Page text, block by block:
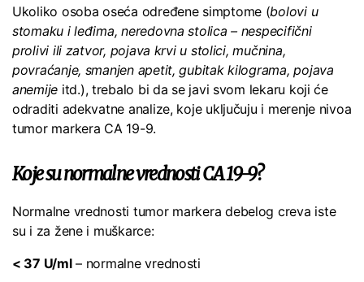
Ukoliko osoba oseća određene simptome (bolovi u
stomaku i leđima, neredovna stolica – nespecifični
prolivi ili zatvor, pojava krvi u stolici, mučnina,
povraćanje, smanjen apetit, gubitak kilograma, pojava
anemije itd.), trebalo bi da se javi svom lekaru koji će
odraditi adekvatne analize, koje uključuju i merenje nivoa
tumor markera CA 19-9.
Koje su normalne vrednosti CA 19-9?
Normalne vrednosti tumor markera debelog creva iste
su i za žene i muškarce:
< 37 U/ml– normalne vrednosti